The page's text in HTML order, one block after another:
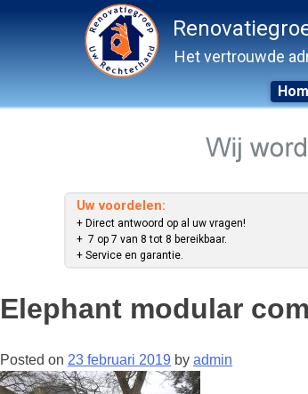
Het vertrouwde
Uw voordelen:
+ Direct antwoord op al uw vragen!
+ 7 op 7 van 8 tot 8 bereikbaar.
+ Service en garantie.
Elephant modular
Posted on 23 februari 2019 by admin